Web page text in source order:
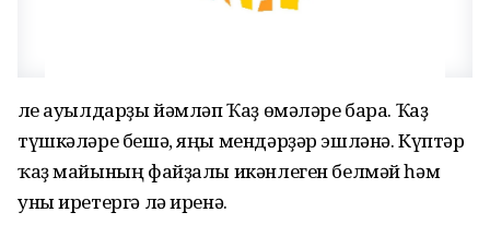
Әле ауылдарҙы йәмләп Ҡаҙ өмәләре бара. Ҡаҙ
түшкәләре бешә, яңы мендәрҙәр эшләнә. Күптәр
ҡаҙ майының файҙалы икәнлеген белмәй һәм
уны иретергә лә иренә.